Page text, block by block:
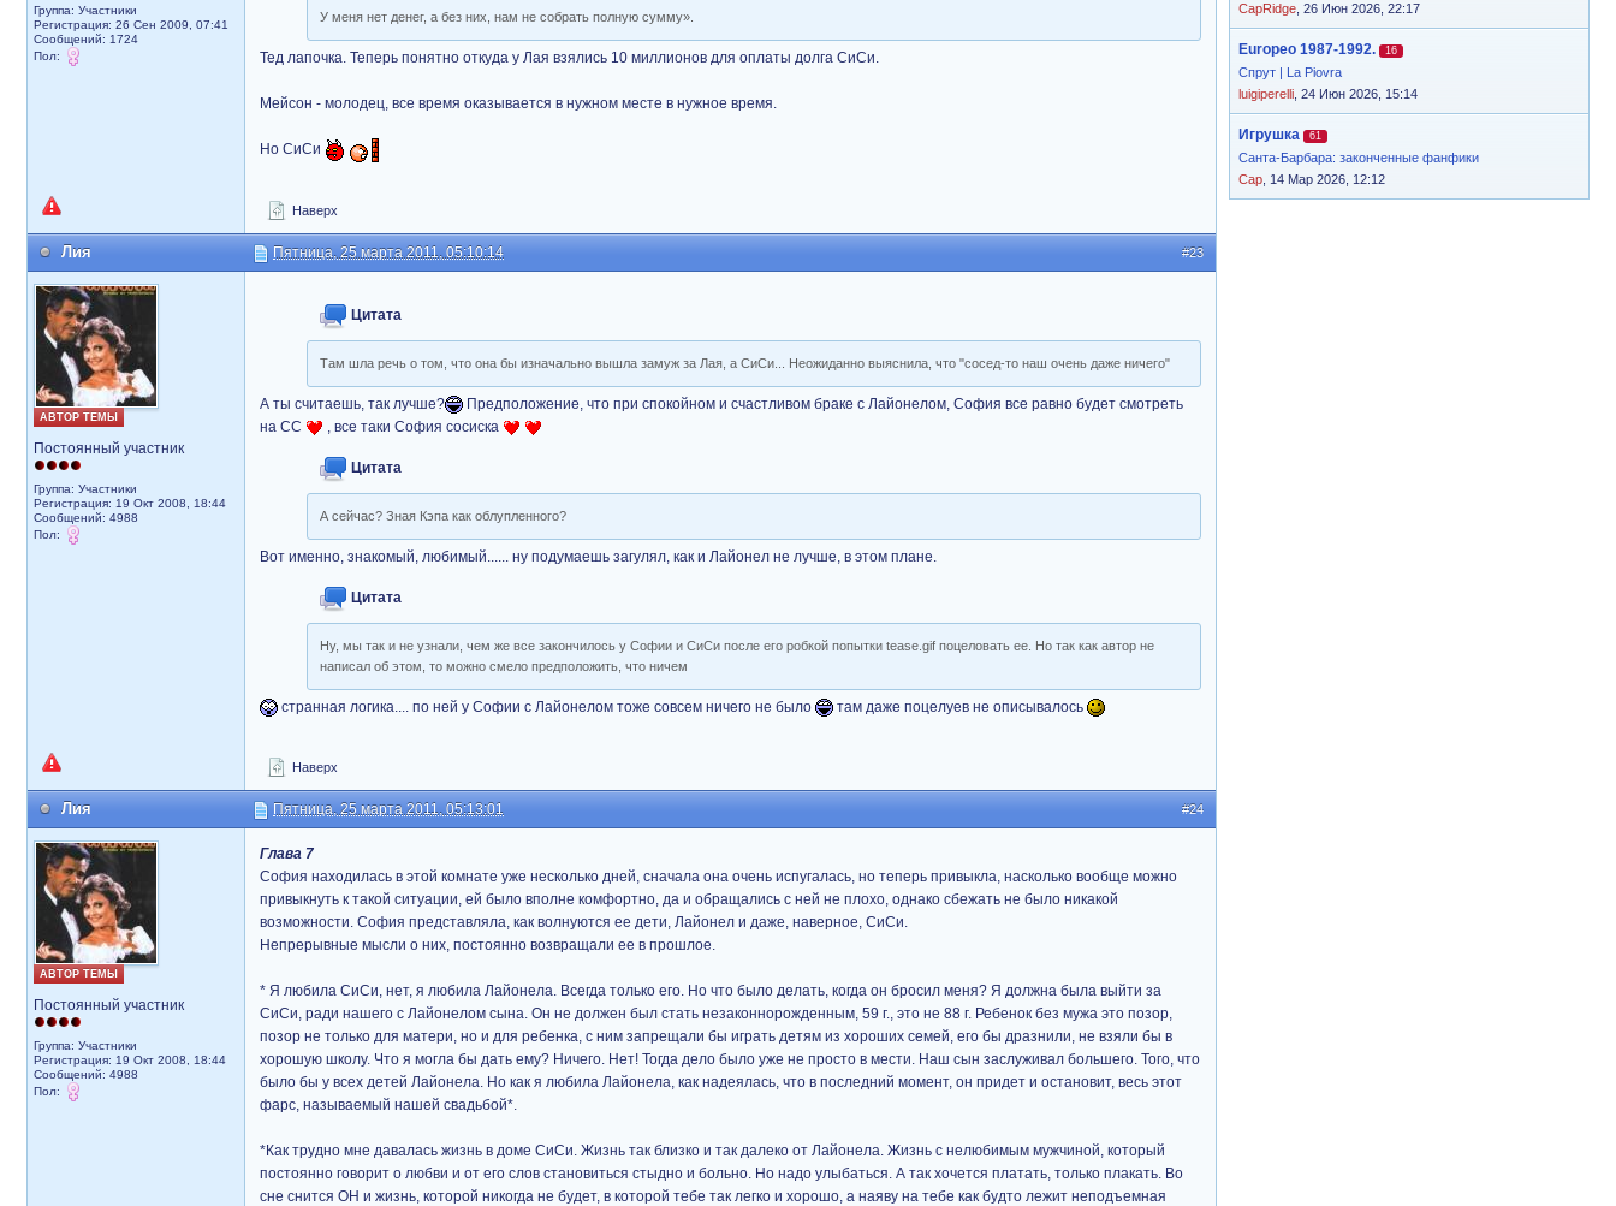
CapRidge , 26 Июн 2026, 22:17
Europeo 1987-1992. 16
Спрут | La Piovra
luigiperelli , 24 Июн 2026, 15:14
Игрушка 61
Санта-Барбара: законченные фанфики
Cap , 14 Мар 2026, 12:12
Группа: Участники
Регистрация: 26 Сен 2009, 07:41
Сообщений: 1724
Пол:
У меня нет денег, а без них, нам не собрать полную сумму».
Тед лапочка. Теперь понятно откуда у Лая взялись 10 миллионов для оплаты долга СиСи.
Мейсон - молодец, все время оказывается в нужном месте в нужное время.
Но СиСи
Наверх
#23
Лия Пятница, 25 марта 2011, 05:10:14
АВТОР ТЕМЫ
Постоянный участник
Группа: Участники
Регистрация: 19 Окт 2008, 18:44
Сообщений: 4988
Пол:
Цитата
Там шла речь о том, что она бы изначально вышла замуж за Лая, а СиСи... Неожиданно выяснила, что "сосед-то наш очень даже ничего"
А ты считаешь, так лучше?
Предположение, что при спокойном и счастливом браке с Лайонелом, София все равно будет смотреть
на СС
, все таки София сосиска
Цитата
А сейчас? Зная Кэпа как облупленного?
Вот именно, знакомый, любимый...... ну подумаешь загулял, как и Лайонел не лучше, в этом плане.
Цитата
Ну, мы так и не узнали, чем же все закончилось у Софии и СиСи после его робкой попытки tease.gif поцеловать ее. Но так как автор не
написал об этом, то можно смело предположить, что ничем
странная логика.... по ней у Софии с Лайонелом тоже совсем ничего не было там даже поцелуев не описывалось
Наверх
#24
Лия Пятница, 25 марта 2011, 05:13:01
АВТОР ТЕМЫ
Постоянный участник
Группа: Участники
Регистрация: 19 Окт 2008, 18:44
Сообщений: 4988
Пол:
Глава 7
София находилась в этой комнате уже несколько дней, сначала она очень испугалась, но теперь привыкла, насколько вообще можно
привыкнуть к такой ситуации, ей было вполне комфортно, да и обращались с ней не плохо, однако сбежать не было никакой
возможности. София представляла, как волнуются ее дети, Лайонел и даже, наверное, СиСи.
Непрерывные мысли о них, постоянно возвращали ее в прошлое.
* Я любила СиСи, нет, я любила Лайонела. Всегда только его. Но что было делать, когда он бросил меня? Я должна была выйти за
СиСи, ради нашего с Лайонелом сына. Он не должен был стать незаконнорожденным, 59 г., это не 88 г. Ребенок без мужа это позор,
позор не только для матери, но и для ребенка, с ним запрещали бы играть детям из хороших семей, его бы дразнили, не взяли бы в
хорошую школу. Что я могла бы дать ему? Ничего. Нет! Тогда дело было уже не просто в мести. Наш сын заслуживал большего. Того, что
было бы у всех детей Лайонела. Но как я любила Лайонела, как надеялась, что в последний момент, он придет и остановит, весь этот
фарс, называемый нашей свадьбой*.
*Как трудно мне давалась жизнь в доме СиСи. Жизнь так близко и так далеко от Лайонела. Жизнь с нелюбимым мужчиной, который
постоянно говорит о любви и от его слов становиться стыдно и больно. Но надо улыбаться. А так хочется платать, только плакать. Во
сне снится ОН и жизнь, которой никогда не будет, в которой тебе так легко и хорошо, а наяву на тебе как будто лежит неподъемная